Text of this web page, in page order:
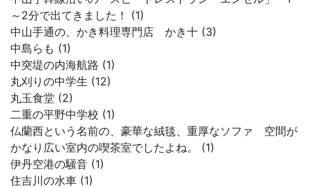
～2分で出てきました！ (1)
中山手通の、かき料理専門店 かき十 (3)
中島らも (1)
中突堤の内海航路 (1)
丸刈りの中学生 (12)
丸玉食堂 (2)
二重の平野中学校 (1)
仏蘭西という名前の、豪華な絨毯、重厚なソファ 空間が
かなり広い室内の喫茶室でしたよね。 (1)
伊丹空港の騒音 (1)
住吉川の水車 (1)